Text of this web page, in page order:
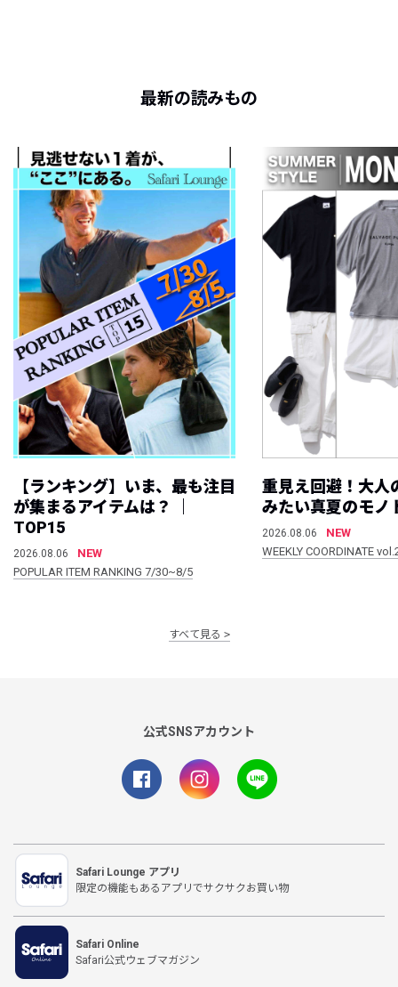
最新の読みもの
【ランキング】いま、最も注目
が集まるアイテムは？ ｜
TOP15
2026.08.06
NEW
POPULAR ITEM RANKING 7/30~8/5
重見え回避！大人
みたい真夏のモノ
2026.08.06
NEW
WEEKLY COORDINATE
すべて見る
公式SNSアカウント
Safari Lounge アプリ
限定の機能もあるアプリでサクサクお買い物
Safari Online
Safari公式ウェブマガジン